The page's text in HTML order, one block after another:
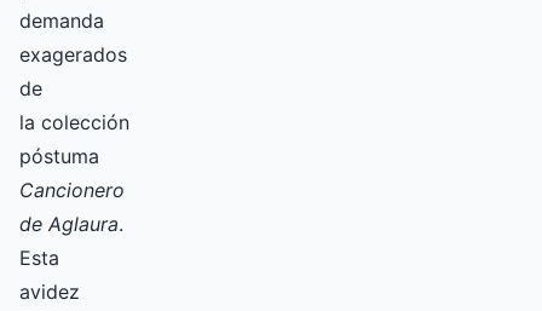
demanda
exagerados
de
la colección
póstuma
Cancionero
de Aglaura.
Esta
avidez